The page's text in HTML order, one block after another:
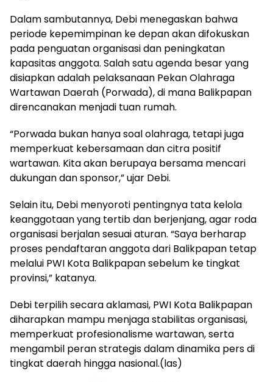
Dalam sambutannya, Debi menegaskan bahwa
periode kepemimpinan ke depan akan difokuskan
pada penguatan organisasi dan peningkatan
kapasitas anggota. Salah satu agenda besar yang
disiapkan adalah pelaksanaan Pekan Olahraga
Wartawan Daerah (Porwada), di mana Balikpapan
direncanakan menjadi tuan rumah.
“Porwada bukan hanya soal olahraga, tetapi juga
memperkuat kebersamaan dan citra positif
wartawan. Kita akan berupaya bersama mencari
dukungan dan sponsor,” ujar Debi.
Selain itu, Debi menyoroti pentingnya tata kelola
keanggotaan yang tertib dan berjenjang, agar roda
organisasi berjalan sesuai aturan. “Saya berharap
proses pendaftaran anggota dari Balikpapan tetap
melalui PWI Kota Balikpapan sebelum ke tingkat
provinsi,” katanya.
Debi terpilih secara aklamasi, PWI Kota Balikpapan
diharapkan mampu menjaga stabilitas organisasi,
memperkuat profesionalisme wartawan, serta
mengambil peran strategis dalam dinamika pers di
tingkat daerah hingga nasional.(las)